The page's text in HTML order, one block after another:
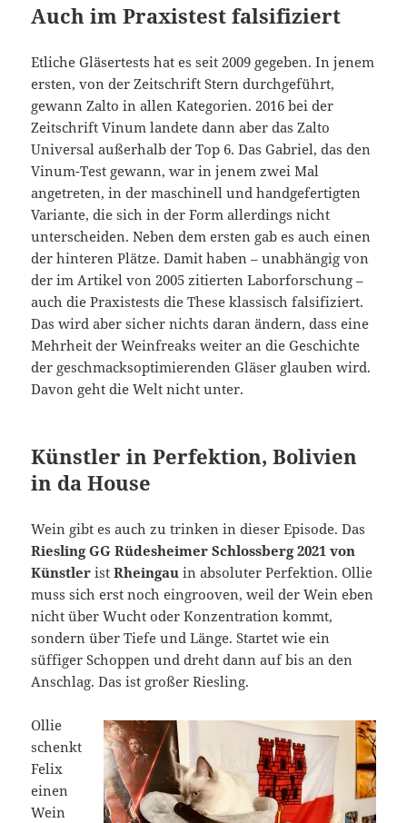
Auch im Praxistest falsifiziert
Etliche Gläsertests hat es seit 2009 gegeben. In jenem
ersten, von der Zeitschrift Stern durchgeführt,
gewann Zalto in allen Kategorien. 2016 bei der
Zeitschrift Vinum landete dann aber das Zalto
Universal außerhalb der Top 6. Das Gabriel, das den
Vinum-Test gewann, war in jenem zwei Mal
angetreten, in der maschinell und handgefertigten
Variante, die sich in der Form allerdings nicht
unterscheiden. Neben dem ersten gab es auch einen
der hinteren Plätze. Damit haben – unabhängig von
der im Artikel von 2005 zitierten Laborforschung –
auch die Praxistests die These klassisch falsifiziert.
Das wird aber sicher nichts daran ändern, dass eine
Mehrheit der Weinfreaks weiter an die Geschichte
der geschmacksoptimierenden Gläser glauben wird.
Davon geht die Welt nicht unter.
Künstler in Perfektion, Bolivien
in da House
Wein gibt es auch zu trinken in dieser Episode. Das
Riesling GG Rüdesheimer Schlossberg 2021 von
Künstler istRheingau in absoluter Perfektion. Ollie
muss sich erst noch eingrooven, weil der Wein eben
nicht über Wucht oder Konzentration kommt,
sondern über Tiefe und Länge. Startet wie ein
süffiger Schoppen und dreht dann auf bis an den
Anschlag. Das ist großer Riesling.
Ollie
schenkt
Felix
einen
Wein